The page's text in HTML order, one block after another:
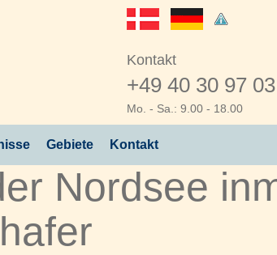
Kontakt
+49 40 30 97
Mo. - Sa.: 9.00 - 18.00
Gebiete Kontakt
Nordsee